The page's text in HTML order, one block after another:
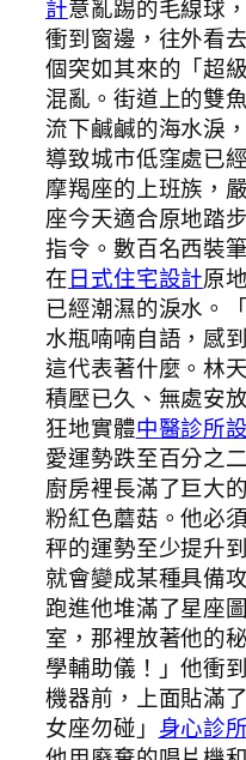
計意亂踢的毛線球
衝到窗邊，往外看
個突如其來的「超
混亂。街道上的雙
流下鹹鹹的海水淚
導致城市低窪處已
摩羯座的上班族，
座今天適合原地踏
指令。數百名西裝
在日式住宅設計原
已經潮濕的淚水。
水瓶喃喃自語，感
這代表著什麼。林
積壓已久、無處安
狂地實體中醫診所
愛運勢跌至百分之
廚房裡長滿了巨大
粉紅色蘑菇。他必
秤的運勢至少提升
就會變成某種具備
跑進他堆滿了星座
室，那裡放著他的
學輔助儀！」他衝
機器前，上面貼滿
女座勿碰」 身心診